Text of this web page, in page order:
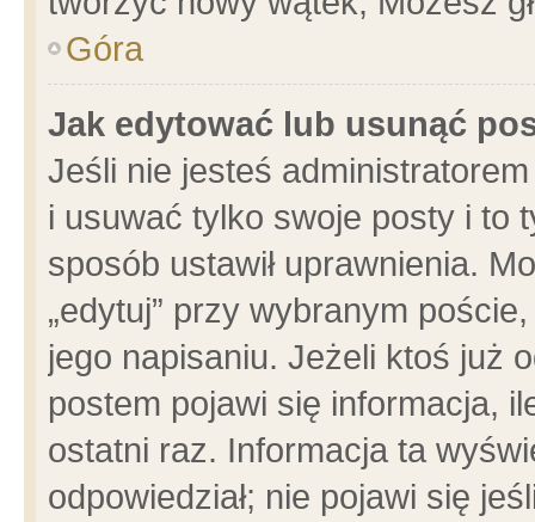
Góra
Jak edytować lub usunąć
Jeśli nie jesteś
i usuwać tylko swoje posty i to
sposób ustawił uprawnienia.
„edytuj” przy wybranym
jego napisaniu. Jeżeli ktoś już
postem pojawi się informacja,
ostatni raz. Informacja ta
odpowiedział; nie pojawi się